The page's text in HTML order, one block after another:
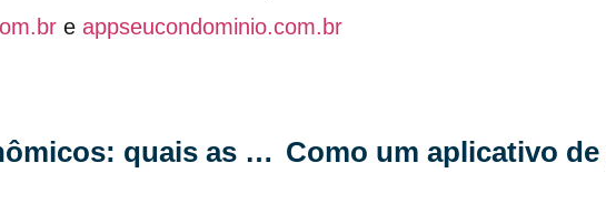
e appseucondominio.com.br
Condomínios de luxo e econômicos: quais as diferenças além do preço?